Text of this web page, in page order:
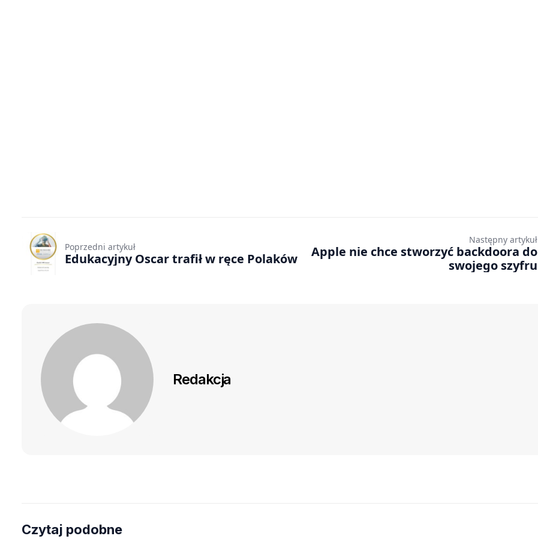
Poprzedni artykuł
Edukacyjny Oscar trafił w ręce Polaków
Następny artykuł
Apple nie chce stworzyć backdoora do
swojego szyfru
Redakcja
Czytaj podobne